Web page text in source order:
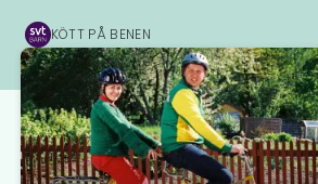
SVT
Play
KÖTT PÅ BENEN